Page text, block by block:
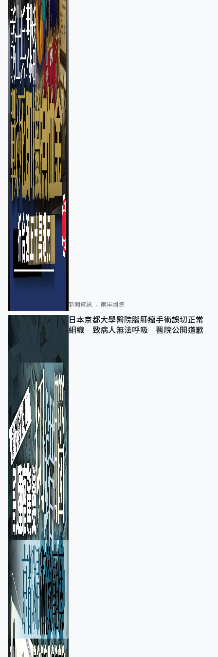
新聞資訊 兩岸國際
日本京都大學醫院腦腫瘤手術誤切正常
組織 致病人無法呼吸 醫院公開道歉